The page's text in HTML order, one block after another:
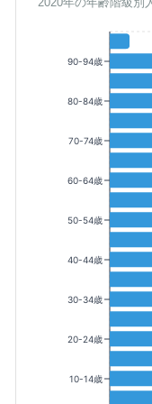
90-94歳
80-84歳
70-74歳
60-64歳
50-54歳
40-44歳
30-34歳
20-24歳
10-14歳